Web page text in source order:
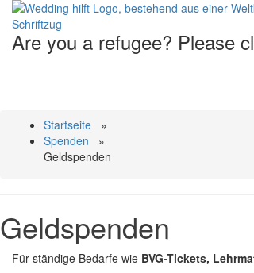
Wedding
hilft
Are you a refugee? Please
Startseite
»
Spenden
»
Geldspenden
Geldspenden
Für ständige Bedarfe wie BVG-Tickets,